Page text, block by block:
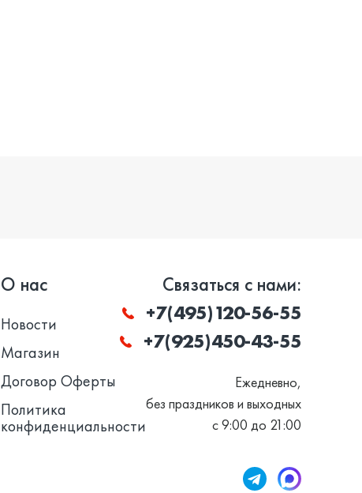
О нас
Новости
Магазин
Договор Оферты
Политика
конфиденциальности
Связаться с нами:
+7(495)120-56-55
+7(925)450-43-55
Ежедневно,
без праздников и выходных
с 9:00 до 21:00